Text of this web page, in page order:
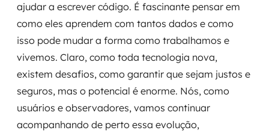
ajudar a escrever código. É fascinante pensar em
como eles aprendem com tantos dados e como
isso pode mudar a forma como trabalhamos e
vivemos. Claro, como toda tecnologia nova,
existem desafios, como garantir que sejam justos e
seguros, mas o potencial é enorme. Nós, como
usuários e observadores, vamos continuar
acompanhando de perto essa evolução,